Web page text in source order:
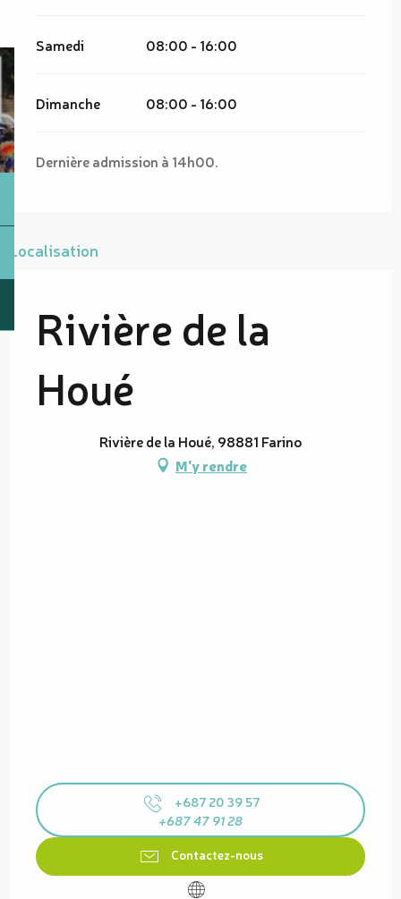
Samedi 08:00 - 16:00
Dimanche 08:00 - 16:00
Dernière admission à 14h00.
Localisation
Rivière de la
Houé
Rivière de la Houé, 98881 Farino
M'y rendre
+687 20 39 57
+687 47 91 28
Contactez-nous